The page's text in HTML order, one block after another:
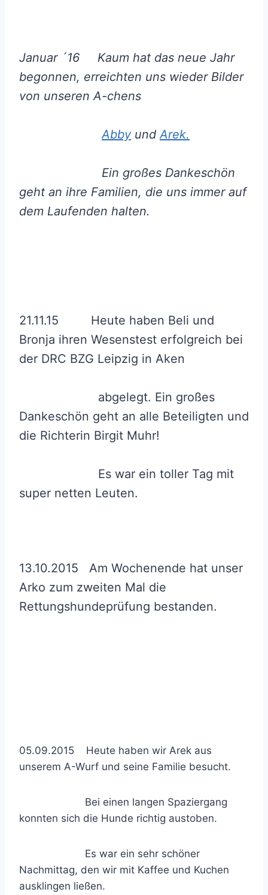
Januar ´16 Kaum hat das neue Jahr
begonnen, erreichten uns wieder Bilder
von unseren A-chens
AbbyundArek.
Ein großes Dankeschön
geht an ihre Familien, die uns immer auf
dem Laufenden halten.
21.11.15 Heute haben Beli und
Bronja ihren Wesenstest erfolgreich bei
der DRC BZG Leipzig in Aken
abgelegt. Ein großes
Dankeschön geht an alle Beteiligten und
die Richterin Birgit Muhr!
Es war ein toller Tag mit
super netten Leuten.
13.10.2015 Am Wochenende hat unser
Arko zum zweiten Mal die
Rettungshundeprüfung bestanden.
05.09.2015 Heute haben wir Arek aus
unserem A-Wurf und seine Familie besucht.
Bei einen langen Spaziergang
konnten sich die Hunde richtig austoben.
Es war ein sehr schöner
Nachmittag, den wir mit Kaffee und Kuchen
ausklingen ließen.